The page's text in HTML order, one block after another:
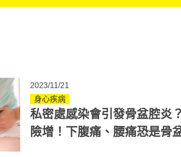
2023/11/21
身心疾病
私密處感染會引發骨盆腔炎
險增！下腹痛、腰痛恐是骨